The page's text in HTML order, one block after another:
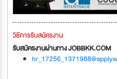
วิธีการรับสมัครงาน
รับสมัครงานผ่านทาง JOBBKK.COM